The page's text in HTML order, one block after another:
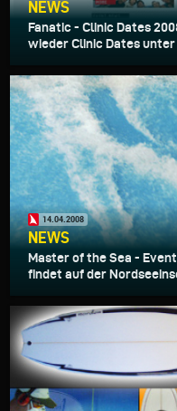
NEWS
Fanatic - Clinic Dates
wieder Clinic Dates
14.04.2008
NEWS
Master of the Sea -
findet auf der